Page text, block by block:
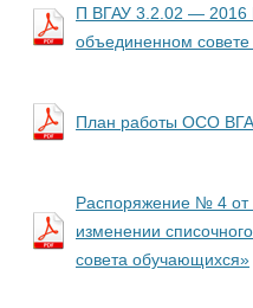
П ВГАУ 3.2.02 — 2016
объединенном
План работы ОСО
Распоряжение № 4
изменении
совета обучающихся»